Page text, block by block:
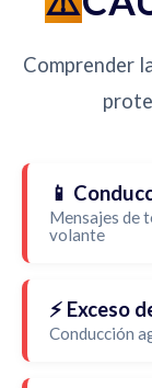
Comprender
📱
Mensajes de
volante
⚡ Exceso
Conducción